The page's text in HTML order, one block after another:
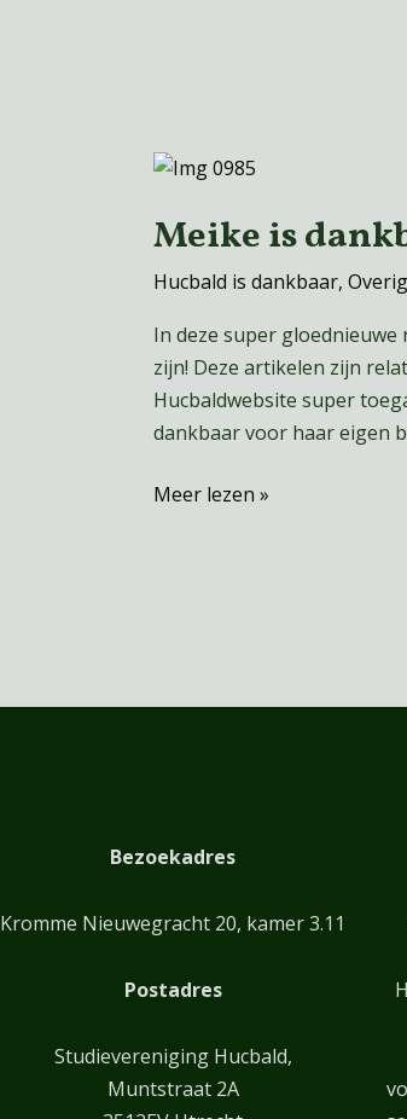
Meike is
Hucbald is dankbaar, Overig
In deze super
zijn! Deze artikelen zijn
Hucbaldwebsite super
dankbaar voor haar eigen
Meike
dankbaar
haar
eigen
bed
Meer lezen »
Bezoekadres
Kromme Nieuwegracht 20, kamer 3.11
Postadres
Studievereniging Hucbald,
Muntstraat 2A